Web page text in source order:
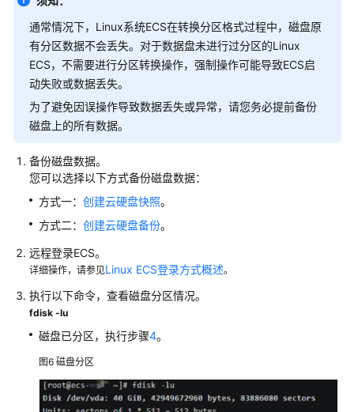
件
安
装
咨
询
件
上
数
据
输
ECS
故
障
ECS
卡
顿
通常情况下，Linux系统ECS在转换分区格式过程中，磁盘原
有分区数据不会丢失。对于数据盘未进行过分区的Linux
ECS，不需要进行分区转换操作，强制操作可能导致ECS启
动失败或数据丢失。
为了避免因误操作导致数据丢失或异常，请您务必提前备份
磁盘上的所有数据。
备份磁盘数据。
您可以选择以下方式备份磁盘数据：
方式一： 创建云硬盘快照。
方式二： 创建云硬盘备份。
远程登录ECS。
详细操作，请参见Linux ECS登录方式概述。
执行以下命令，查看磁盘分区情况。
fdisk -lu
磁盘已分区，执行步骤4。
图6 磁盘分区